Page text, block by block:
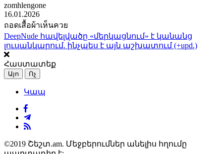
zomhlengone
16.01.2026
ถอดเสื้อผ้าเห็นควย
DeepNude հավելվածը «մերկացնում» է կանանց
լուսանկարում. ինչպես է այն աշխատում (+upd.)
Հաստատեք
Այո Ոչ
Կապ
©2019 Շեշտ.am. Մեջբերումներ անելիս հղումը